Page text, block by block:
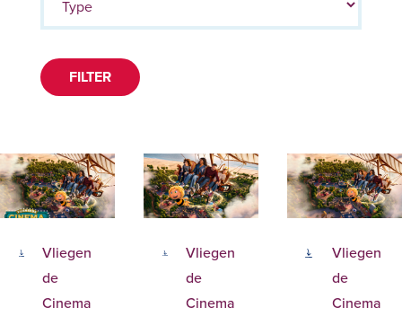
FILTER
Vliegen
de
Cinema
Vliegen
de
Cinema
Vliegen
de
Cinema